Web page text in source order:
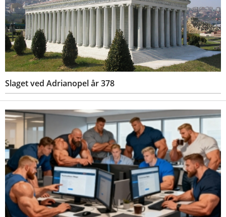
Slaget ved Adrianopel år 378